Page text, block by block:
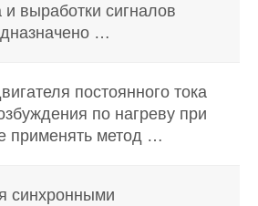
выработки сигналов
…
постоянного тока
по нагреву при
применять метод …
синхронными